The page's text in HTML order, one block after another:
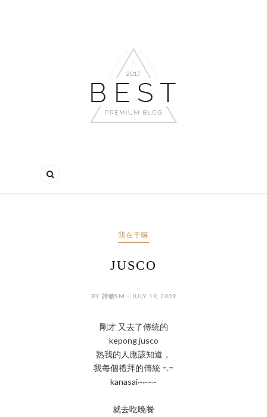
我在干嘛
JUSCO
BY 詩敏SM - JULY 19, 2009
剛才 又去了傳統的
kepong jusco
熟我的人應該知道，
我每個禮拜的傳統 =.=
kanasai~~~~
就去吃晚餐